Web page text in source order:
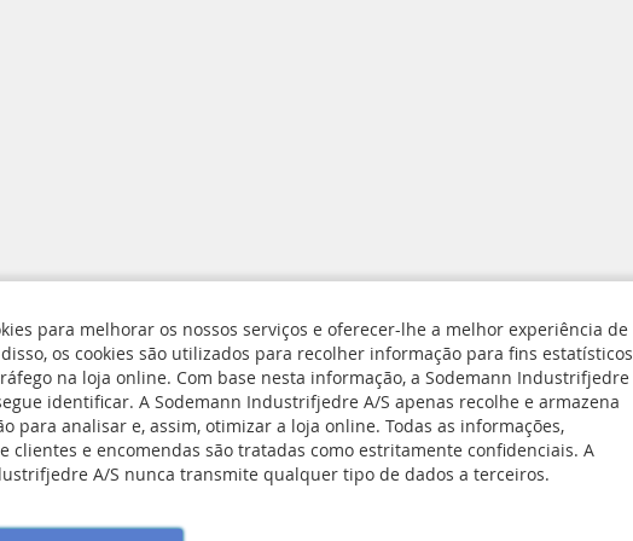
e Cookies
devolução
Subscreva
a
nossa
Newsletter:
para melhorar os nossos serviços e oferecer-lhe a melhor experiência de
os cookies são utilizados para recolher informação para fins estatísticos
na loja online. Com base nesta informação, a Sodemann Industrifjedre
identificar. A Sodemann Industrifjedre A/S apenas recolhe e armazena
para analisar e, assim, otimizar a loja online. Todas as informações,
clientes e encomendas são tratadas como estritamente confidenciais. A
A/S nunca transmite qualquer tipo de dados a terceiros.